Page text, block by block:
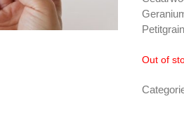
Out of